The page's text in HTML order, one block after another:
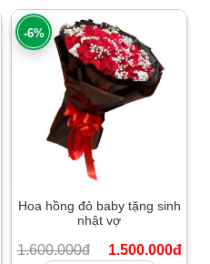
-6%
Hoa hồng đỏ baby tặng sinh
nhật vợ
1.600.000đ 1.500.000đ